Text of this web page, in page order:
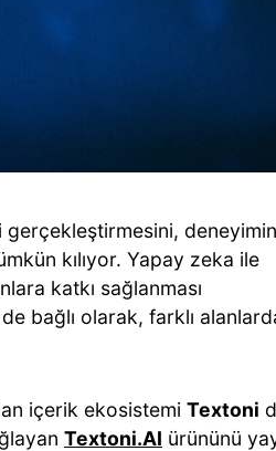
kılıyor. Yapay zeka ile
katkı sağlanması
bağlı olarak, farklı
içerik ekosistemi Textoni
Textoni.AI ürününü